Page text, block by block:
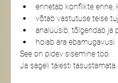
ennetab konflikte enne,
võtab vastutuse teise
analüüsib, tõlgendab ja
hoiab ära ebamugavusi
See on pidev sisemine töö.
Ja sageli täiesti tasustamata.